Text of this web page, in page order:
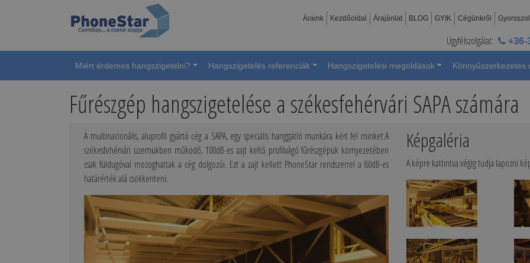
Áraink Kezdőoldal Árajánlat BLOG GYIK Cégünkről
Ügyfélszolgálat: +36-
Miért érdemes hangszigetelni? Hangszigetelés referenciák Hangszigetelési megoldások Könnyűszerkezetes
Fűrészgép hangszigetelése a székesfehérvári SAPA számára
A multinacionális, aluprofil gyártó cég a SAPA, egy speciális hanggátló munkára kért fel minket.A
székesfehérvári üzemükben működő, 100dB-es zajt keltő profilvágó fűrészgépük környezetében
csak füldugóval mozoghattak a cég dolgozói. Ezt a zajt kellett PhoneStar rendszerrel a 80dB-es
határérték alá csökkenteni.
Képgaléria
A képre kattintva végig tudja lapozni